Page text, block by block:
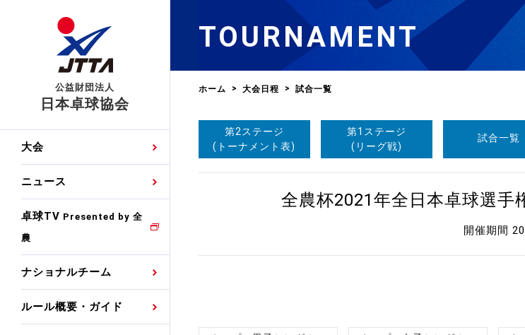
公益財団法人
日本卓球協会
大会 日程
ニュース
大会・試合
卓球TV Presented by 全
農
ナショナルチーム
男子ナショナルチーム選
手・候補
女子ナショナルチーム選
ルール概要・ガイド
卓球の基本的なルール
協会会員登録
卓球協会のミッション
国際交流届申込みフォーム
TOURNAMENT
ホーム 大会日程 試合一覧
第2ステージ
(トーナメント表)
第1ステージ
(リーグ戦)
試合一覧
全農杯2021年全日本卓球選手
開催期間